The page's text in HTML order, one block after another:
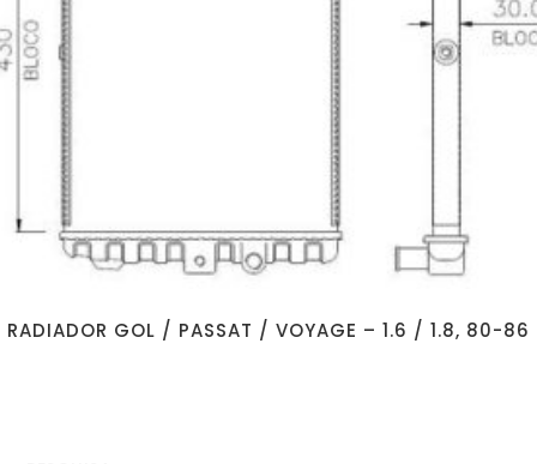
RADIADOR GOL / PASSAT / VOYAGE – 1.6 / 1.8, 80-86